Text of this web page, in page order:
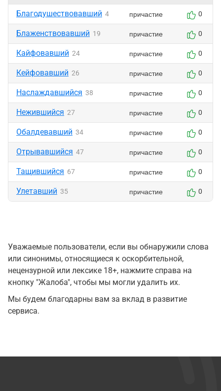
Благодушествовавший 4 причастие 0
Блаженствовавший 19 причастие 0
Кайфовавший 24 причастие 0
Кейфовавший 26 причастие 0
Наслаждавшийся 38 причастие 0
Нежившийся 27 причастие 0
Обалдевавший 34 причастие 0
Отрывавшийся 47 причастие 0
Тащившийся 67 причастие 0
Улетавший 35 причастие 0
Уважаемые пользователи, если вы обнаружили слова
или синонимы, относящиеся к оскорбительной,
нецензурной или лексике 18+, нажмите справа на
кнопку "Жалоба", чтобы мы могли удалить их.
Мы будем благодарны вам за вклад в развитие
сервиса.